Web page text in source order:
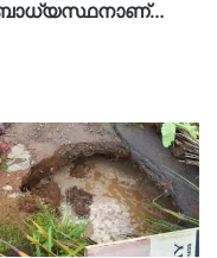
ബാധ്യസ്ഥനാണ്…